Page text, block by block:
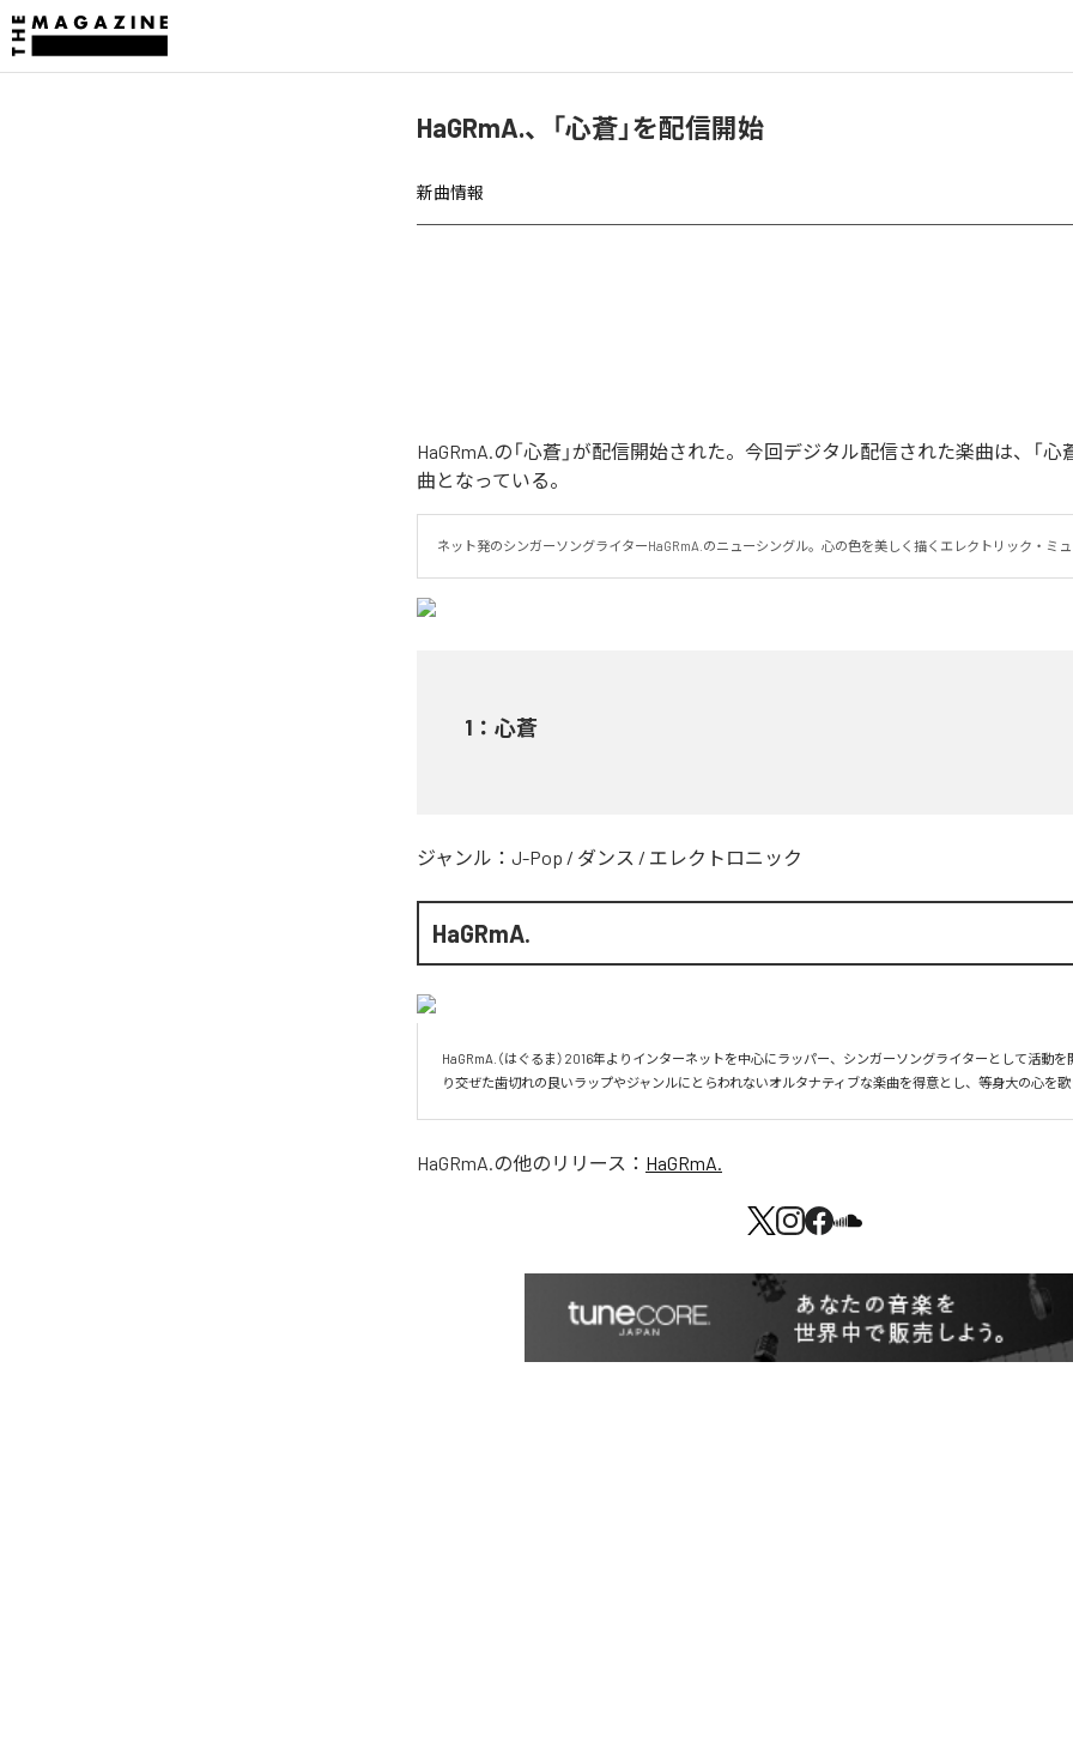
HaGRmA.、「心蒼」を配信開始
新曲情報
HaGRmA.の「心蒼」が配信開始された。今回デジタル配信された楽曲は、「心
曲となっている。
ネット発のシンガーソングライターHaGRmA.のニューシングル。心の色を美しく描くエレクトリック・ミ
1 ： 心蒼
ジャンル： J-Pop / ダンス / エレクトロニック
HaGRmA.
HaGRmA.（はぐるま）2016年よりインターネットを中心にラッパー、シンガーソングライターとして活動を
り交ぜた歯切れの良いラップやジャンルにとらわれないオルタナティブな楽曲を得意とし、等身大の心を歌
HaGRmA.の他のリリース： HaGRmA.